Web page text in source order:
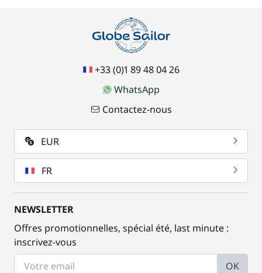
+33 (0)1 89 48 04 26
WhatsApp
Contactez-nous
EUR
FR
NEWSLETTER
Offres promotionnelles, spécial été, last minute :
inscrivez-vous
OK